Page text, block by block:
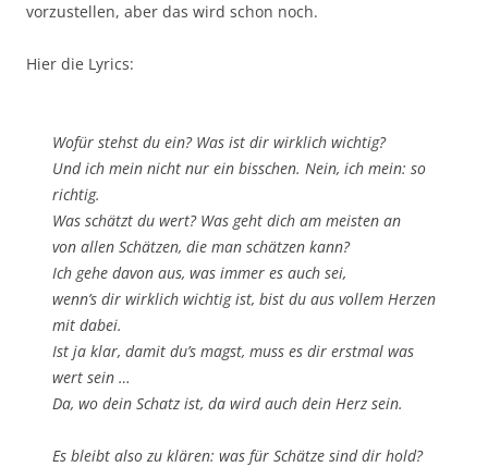
vorzustellen, aber das wird schon noch.
Hier die Lyrics:
Wofür stehst du ein? Was ist dir wirklich wichtig?
Und ich mein nicht nur ein bisschen. Nein, ich mein: so
richtig.
Was schätzt du wert? Was geht dich am meisten an
von allen Schätzen, die man schätzen kann?
Ich gehe davon aus, was immer es auch sei,
wenn’s dir wirklich wichtig ist, bist du aus vollem Herzen
mit dabei.
Ist ja klar, damit du’s magst, muss es dir erstmal was
wert sein …
Da, wo dein Schatz ist, da wird auch dein Herz sein.
Es bleibt also zu klären: was für Schätze sind dir hold?